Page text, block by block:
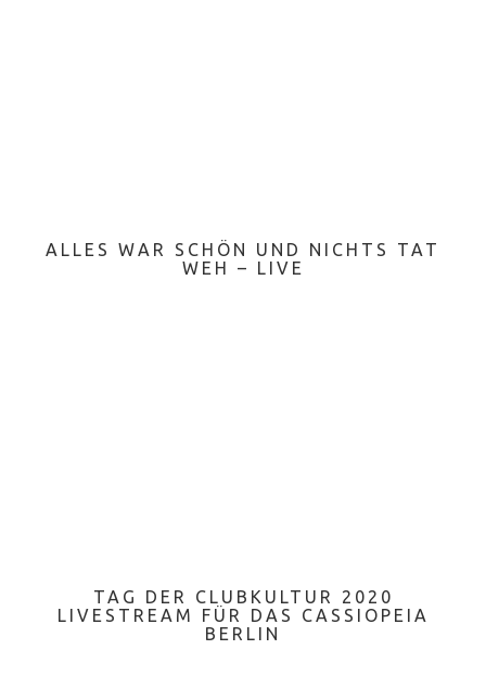
ALLES WAR SCHÖN UND NICHTS TAT
WEH – LIVE
TAG DER CLUBKULTUR 2020
LIVESTREAM FÜR DAS CASSIOPEIA
BERLIN